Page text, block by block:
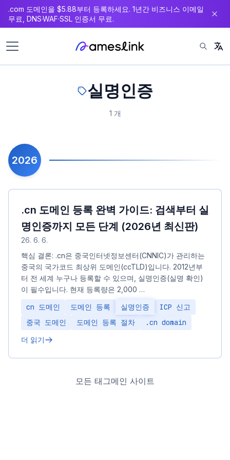
츠
로
동
.com 도메인을 $5.88부터 등록하세요. 1년간 비즈니스 이메일
무료, DNS·WAF·SSL 인증서 무료.
실명인증
1 개
2026
.cn 도메인 등록 완벽 가이드: 검색부터 실
명인증까지 모든 단계 (2026년 최신판)
26. 6. 6.
핵심 결론: .cn은 중국인터넷정보센터(CNNIC)가 관리하는
중국의 국가코드 최상위 도메인(ccTLD)입니다. 2012년부
터 전 세계 누구나 등록할 수 있으며, 실명인증(실명 확인)
이 필수입니다. 현재 등록량은 2,000 …
cn 도메인 도메인 등록 실명인증
ICP 신고
중국 도메인
도메인 등록 절차 .cn domain
더 읽기
모든 태그메인 사이트